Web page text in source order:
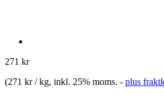
271 kr
(271 kr / kg, inkl. 25% moms. - plus